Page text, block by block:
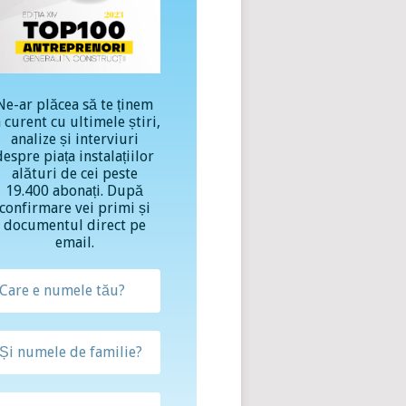
ar plăcea să te ținem
curent cu ultimele știri,
analize și interviuri
piața instalațiilor
alături de cei peste
19.400 abonați. După
vei primi și
documentul direct pe
email.